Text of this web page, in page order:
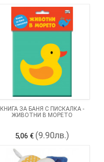
КНИГА ЗА БАНЯ С ПИСКАЛКА -
ЖИВОТНИ В МОРЕТО
5,06 € (9.90лв.)